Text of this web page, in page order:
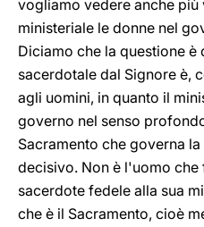
vogliamo vedere anche
ministeriale le donne nel
Diciamo che la questione è
sacerdotale dal Signore è,
agli uomini, in quanto il
governo nel senso
Sacramento che governa
decisivo. Non è l'uomo che
sacerdote fedele alla sua
che è il Sacramento, cioè